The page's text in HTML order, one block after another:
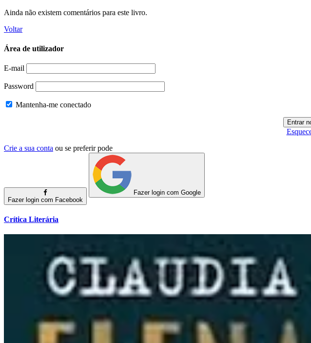
Ainda não existem comentários para este livro.
Voltar
Área de utilizador
E-mail
Password
Mantenha-me conectado
Crie a sua conta ou se preferir pode
Fazer login com Facebook
Fazer login com Google
Crítica Literária